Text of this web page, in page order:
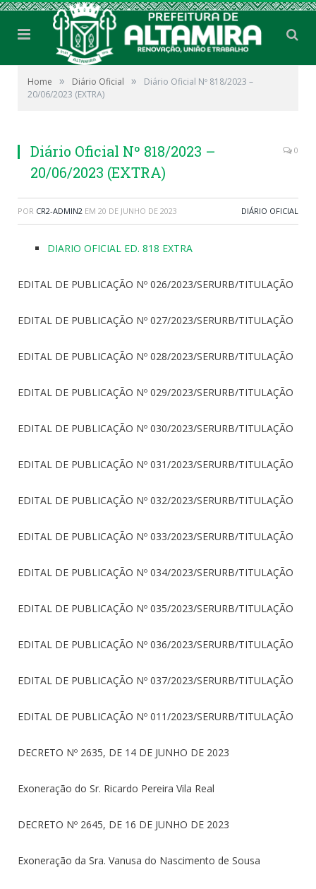
Home » Diário Oficial »
Diário Oficial Nº 818/2023 –
20/06/2023 (EXTRA)
Diário Oficial Nº 818/2023 –
20/06/2023 (EXTRA)
0
POR CR2-ADMIN2 EM 20 DE JUNHO DE 2023 DIÁRIO OFICIAL
DIARIO OFICIAL ED. 818 EXTRA
EDITAL DE PUBLICAÇÃO Nº 026/2023/SERURB/TITULAÇÃO
EDITAL DE PUBLICAÇÃO Nº 027/2023/SERURB/TITULAÇÃO
EDITAL DE PUBLICAÇÃO Nº 028/2023/SERURB/TITULAÇÃO
EDITAL DE PUBLICAÇÃO Nº 029/2023/SERURB/TITULAÇÃO
EDITAL DE PUBLICAÇÃO Nº 030/2023/SERURB/TITULAÇÃO
EDITAL DE PUBLICAÇÃO Nº 031/2023/SERURB/TITULAÇÃO
EDITAL DE PUBLICAÇÃO Nº 032/2023/SERURB/TITULAÇÃO
EDITAL DE PUBLICAÇÃO Nº 033/2023/SERURB/TITULAÇÃO
EDITAL DE PUBLICAÇÃO Nº 034/2023/SERURB/TITULAÇÃO
EDITAL DE PUBLICAÇÃO Nº 035/2023/SERURB/TITULAÇÃO
EDITAL DE PUBLICAÇÃO Nº 036/2023/SERURB/TITULAÇÃO
EDITAL DE PUBLICAÇÃO Nº 037/2023/SERURB/TITULAÇÃO
EDITAL DE PUBLICAÇÃO Nº 011/2023/SERURB/TITULAÇÃO
DECRETO Nº 2635, DE 14 DE JUNHO DE 2023
Exoneração do Sr. Ricardo Pereira Vila Real
DECRETO Nº 2645, DE 16 DE JUNHO DE 2023
Exoneração da Sra. Vanusa do Nascimento de Sousa